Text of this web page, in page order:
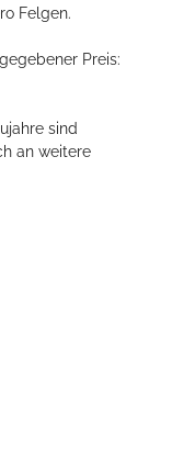
Felgen.
Preis:
sind
an weitere